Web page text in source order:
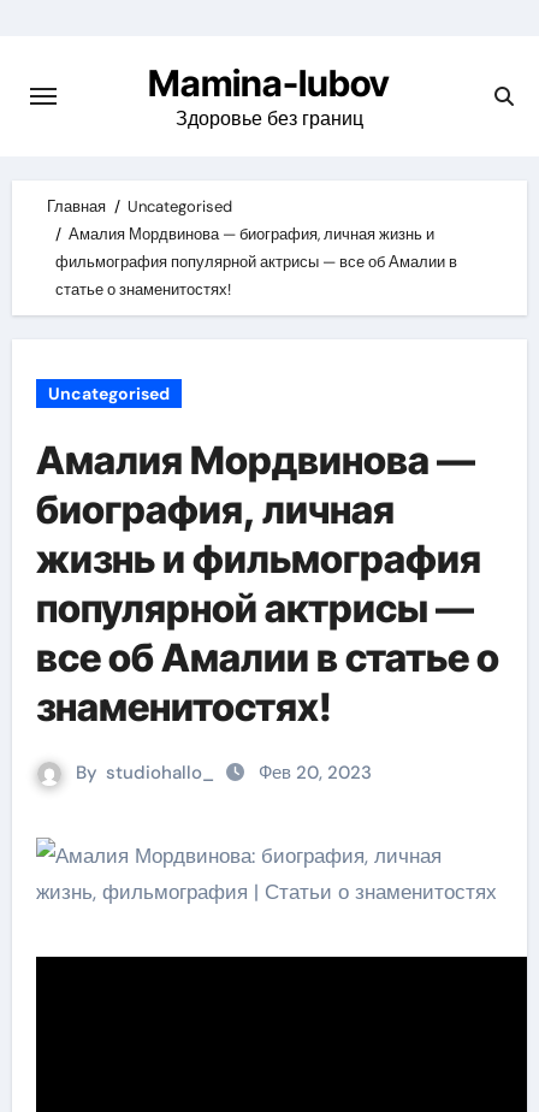
content
Mamina-lubov
Здоровье без границ
Главная
Uncategorised
Амалия Мордвинова — биография, личная жизнь и
фильмография популярной актрисы — все об Амалии в
статье о знаменитостях!
Uncategorised
Амалия Мордвинова —
биография, личная
жизнь и фильмография
популярной актрисы —
все об Амалии в статье о
знаменитостях!
By studiohallo_ Фев 20, 2023